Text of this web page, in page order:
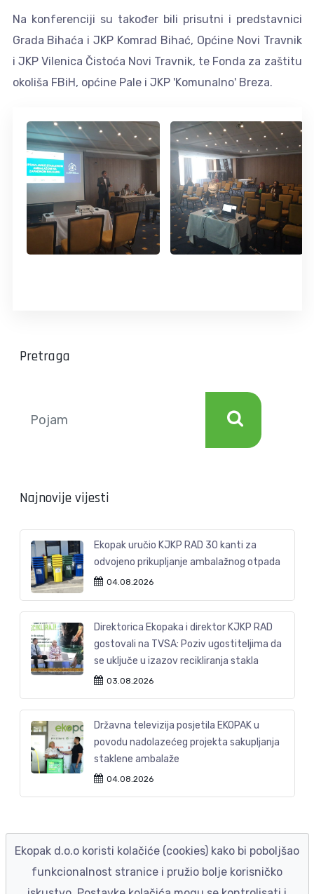
Na konferenciji su također bili prisutni i predstavnici
Grada Bihaća i JKP Komrad Bihać, Općine Novi Travnik
i JKP Vilenica Čistoća Novi Travnik, te Fonda za zaštitu
okoliša FBiH, općine Pale i JKP 'Komunalno' Breza.
Pretraga
Najnovije vijesti
Ekopak uručio KJKP RAD 30 kanti za
odvojeno prikupljanje ambalažnog otpada
04.08.2026
Direktorica Ekopaka i direktor KJKP RAD
gostovali na TVSA: Poziv ugostiteljima da
se uključe u izazov recikliranja stakla
03.08.2026
Državna televizija posjetila EKOPAK u
povodu nadolazećeg projekta sakupljanja
staklene ambalaže
04.08.2026
Ekopak d.o.o koristi kolačiće (cookies) kako bi poboljšao
funkcionalnost stranice i pružio bolje korisničko